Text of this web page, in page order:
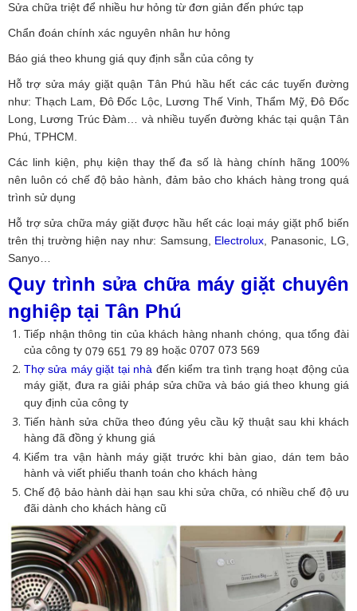
Sửa chữa triệt để nhiều hư hỏng từ đơn giản đến phức tạp
Chẩn đoán chính xác nguyên nhân hư hỏng
Báo giá theo khung giá quy định sẵn của công ty
Hỗ trợ sửa máy giặt quận Tân Phú hầu hết các các tuyến đường
như: Thạch Lam, Đô Đốc Lộc, Lương Thế Vinh, Thẩm Mỹ, Đô Đốc
Long, Lương Trúc Đàm… và nhiều tuyến đường khác tại quận Tân
Phú, TPHCM.
Các linh kiện, phụ kiện thay thế đa số là hàng chính hãng 100%
nên luôn có chế độ bảo hành, đảm bảo cho khách hàng trong quá
trình sử dụng
Hỗ trợ sửa chữa máy giặt được hầu hết các loại máy giặt phổ biến
trên thị trường hiện nay như: Samsung, Electrolux, Panasonic, LG,
Sanyo…
Quy trình sửa chữa máy giặt chuyên
nghiệp tại Tân Phú
Tiếp nhận thông tin của khách hàng nhanh chóng, qua tổng đài
của công ty 079 651 79 89 hoặc 0707 073 569
Thợ sửa máy giặt tại nhà đến kiểm tra tình trạng hoạt động của
máy giặt, đưa ra giải pháp sửa chữa và báo giá theo khung giá
quy định của công ty
Tiến hành sửa chữa theo đúng yêu cầu kỹ thuật sau khi khách
hàng đã đồng ý khung giá
Kiểm tra vận hành máy giặt trước khi bàn giao, dán tem bảo
hành và viết phiếu thanh toán cho khách hàng
Chế độ bảo hành dài hạn sau khi sửa chữa, có nhiều chế độ ưu
đãi dành cho khách hàng cũ